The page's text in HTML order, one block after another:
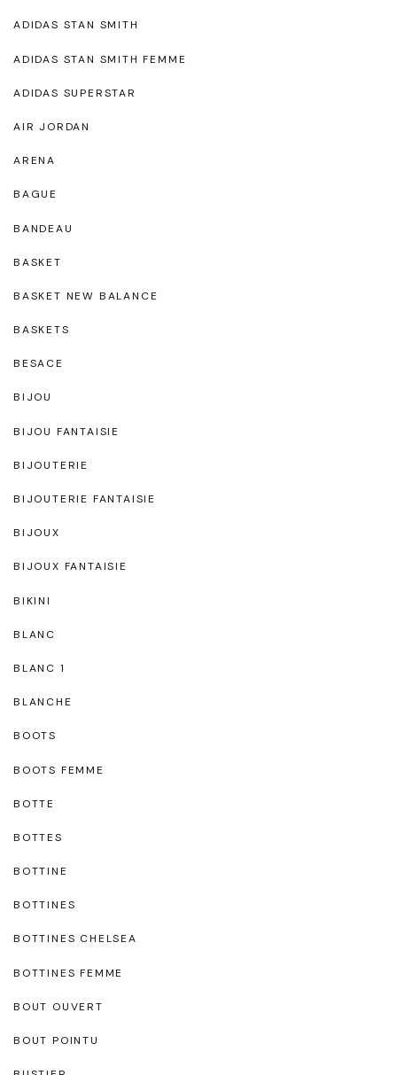
ADIDAS STAN SMITH
ADIDAS STAN SMITH FEMME
ADIDAS SUPERSTAR
AIR JORDAN
ARENA
BAGUE
BANDEAU
BASKET
BASKET NEW BALANCE
BASKETS
BESACE
BIJOU
BIJOU FANTAISIE
BIJOUTERIE
BIJOUTERIE FANTAISIE
BIJOUX
BIJOUX FANTAISIE
BIKINI
BLANC
BLANC 1
BLANCHE
BOOTS
BOOTS FEMME
BOTTE
BOTTES
BOTTINE
BOTTINES
BOTTINES CHELSEA
BOTTINES FEMME
BOUT OUVERT
BOUT POINTU